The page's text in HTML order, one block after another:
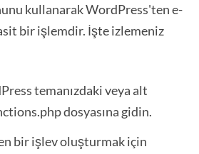
kullanarak WordPress'ten e-
bir işlemdir. İşte izlemeniz
temanızdaki veya alt
dosyasına gidin.
bir işlev oluşturmak için